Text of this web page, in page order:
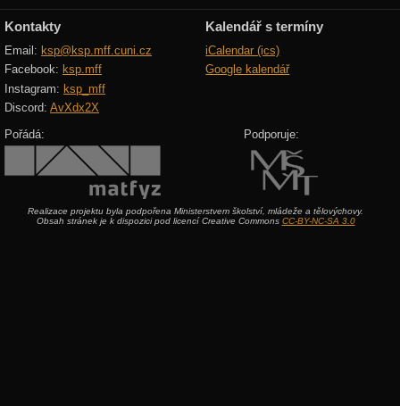
Kontakty
Email: ksp@ksp.mff.cuni.cz
Facebook: ksp.mff
Instagram: ksp_mff
Discord: AvXdx2X
Kalendář s termíny
iCalendar (ics)
Google kalendář
Pořádá: Podporuje:
Realizace projektu byla podpořena Ministerstvem školství, mládeže a tělovýchovy.
Obsah stránek je k dispozici pod licencí Creative Commons CC-BY-NC-SA 3.0